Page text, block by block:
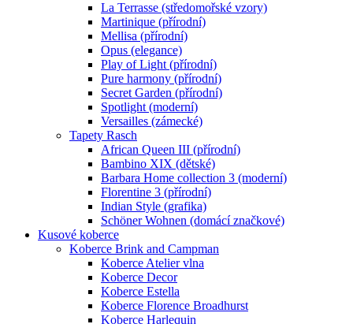
La Terrasse (středomořské vzory)
Martinique (přírodní)
Mellisa (přírodní)
Opus (elegance)
Play of Light (přírodní)
Pure harmony (přírodní)
Secret Garden (přírodní)
Spotlight (moderní)
Versailles (zámecké)
Tapety Rasch
African Queen III (přírodní)
Bambino XIX (dětské)
Barbara Home collection 3 (moderní)
Florentine 3 (přírodní)
Indian Style (grafika)
Schöner Wohnen (domácí značkové)
Kusové koberce
Koberce Brink and Campman
Koberce Atelier vlna
Koberce Decor
Koberce Estella
Koberce Florence Broadhurst
Koberce Harlequin